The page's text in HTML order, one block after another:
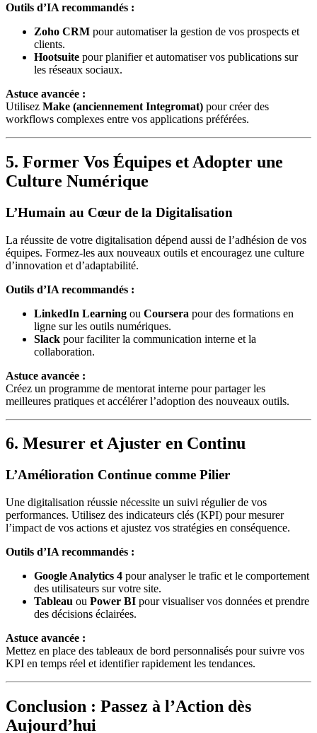
Outils d’IA recommandés :
Zoho CRM pour automatiser la gestion de vos prospects et
clients.
Hootsuite pour planifier et automatiser vos publications sur
les réseaux sociaux.
Astuce avancée :
Utilisez Make (anciennement Integromat) pour créer des
workflows complexes entre vos applications préférées.
5. Former Vos Équipes et Adopter une
Culture Numérique
L’Humain au Cœur de la Digitalisation
La réussite de votre digitalisation dépend aussi de l’adhésion de vos
équipes. Formez-les aux nouveaux outils et encouragez une culture
d’innovation et d’adaptabilité.
Outils d’IA recommandés :
LinkedIn Learning ou Coursera pour des formations en
ligne sur les outils numériques.
Slack pour faciliter la communication interne et la
collaboration.
Astuce avancée :
Créez un programme de mentorat interne pour partager les
meilleures pratiques et accélérer l’adoption des nouveaux outils.
6. Mesurer et Ajuster en Continu
L’Amélioration Continue comme Pilier
Une digitalisation réussie nécessite un suivi régulier de vos
performances. Utilisez des indicateurs clés (KPI) pour mesurer
l’impact de vos actions et ajustez vos stratégies en conséquence.
Outils d’IA recommandés :
Google Analytics 4 pour analyser le trafic et le comportement
des utilisateurs sur votre site.
Tableau ou Power BI pour visualiser vos données et prendre
des décisions éclairées.
Astuce avancée :
Mettez en place des tableaux de bord personnalisés pour suivre vos
KPI en temps réel et identifier rapidement les tendances.
Conclusion : Passez à l’Action dès
Aujourd’hui